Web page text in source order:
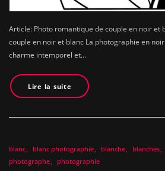
Article: Photo romantique de couple en noir et
couple en noir et blanc La photographie en
charme intemporel et…
Lire la suite
blanc blanc photographie blanche blanches
photographe
photographie